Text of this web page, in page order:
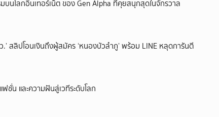
นโลกอินเทอร์เน็ต ของ Gen Alpha ที่คุยสนุกสุดในจักรวาล
สลิปโอนเงินถึงผู้สมัคร ‘หนองบัวลำภู’ พร้อม LINE หลุดการันตี
ชั่น และความฝันสู่เวทีระดับโลก